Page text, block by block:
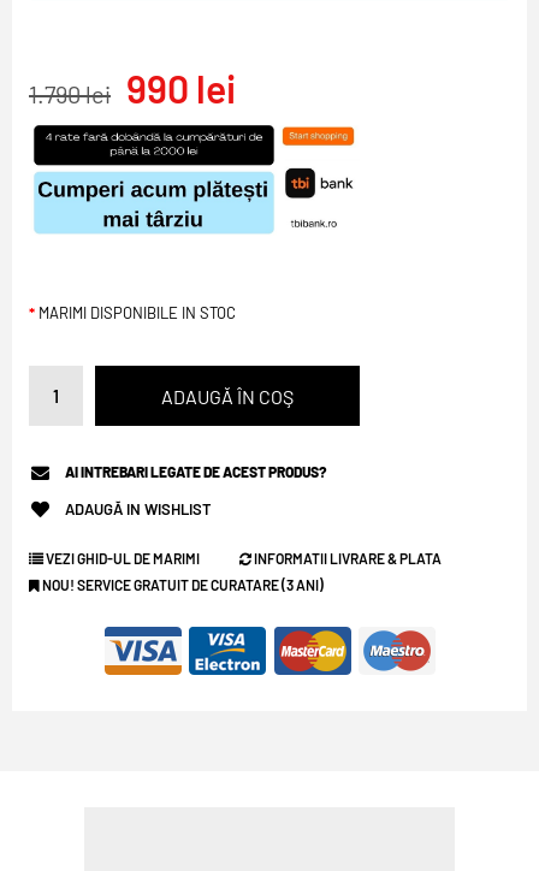
1.790 lei 990 lei
MARIMI DISPONIBILE IN STOC
AI INTREBARI LEGATE DE ACEST PRODUS?
ADAUGĂ IN WISHLIST
VEZI GHID-UL DE MARIMI
INFORMATII LIVRARE & PLATA
NOU! SERVICE GRATUIT DE CURATARE (3 ANI)